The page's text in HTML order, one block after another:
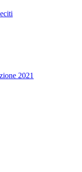
2021